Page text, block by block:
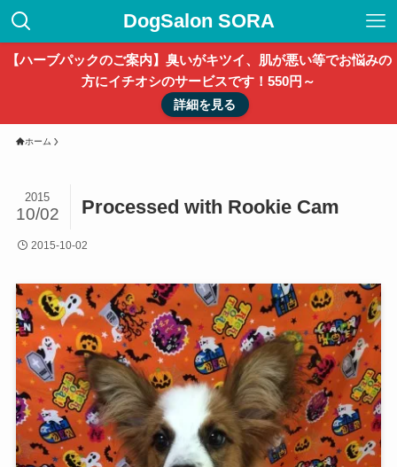
DogSalon SORA
【ハーブパックのご案内】臭いがキツイ、肌が悪い等でお悩みの
方にイチオシのサービスです！550円～
詳細を見る
ホーム
Processed with Rookie Cam
2015
10/02
2015-10-02